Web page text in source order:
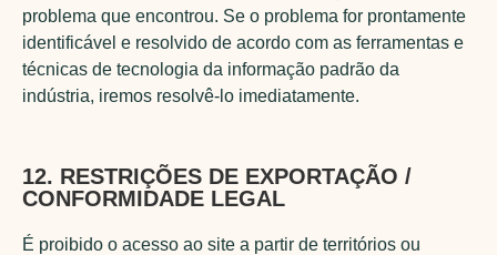
problema que encontrou. Se o problema for prontamente
identificável e resolvido de acordo com as ferramentas e
técnicas de tecnologia da informação padrão da
indústria, iremos resolvê-lo imediatamente.
12. RESTRIÇÕES DE EXPORTAÇÃO /
CONFORMIDADE LEGAL
É proibido o acesso ao site a partir de territórios ou